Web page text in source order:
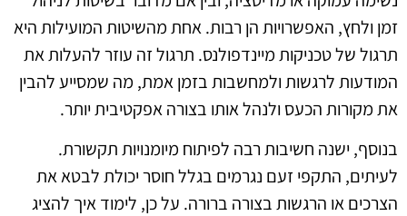
זמן ולחץ, האפשרויות הן רבות. אחת מהשיטות המועילות היא
תרגול של טכניקות מיינדפולנס. תרגול זה עוזר להעלות את
המודעות לרגשות ולמחשבות בזמן אמת, מה שמסייע להבין
את מקורות הכעס ולנהל אותו בצורה אפקטיבית יותר.
בנוסף, ישנה חשיבות רבה לפיתוח מיומנויות תקשורת.
לעיתים, התקפי זעם נגרמים בגלל חוסר יכולת לבטא את
הצרכים או הרגשות בצורה ברורה. על כן, לימוד איך להציג